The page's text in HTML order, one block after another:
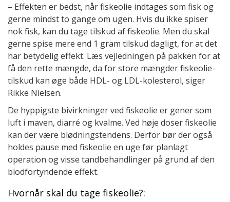
– Effekten er bedst, når fiskeolie indtages som fisk og
gerne mindst to gange om ugen. Hvis du ikke spiser
nok fisk, kan du tage tilskud af fiskeolie. Men du skal
gerne spise mere end 1 gram tilskud dagligt, for at det
har betydelig effekt. Læs vejledningen på pakken for at
få den rette mængde, da for store mængder fiskeolie-
tilskud kan øge både HDL- og LDL-kolesterol, siger
Rikke Nielsen.
De hyppigste bivirkninger ved fiskeolie er gener som
luft i maven, diarré og kvalme. Ved høje doser fiskeolie
kan der være blødningstendens. Derfor bør der også
holdes pause med fiskeolie en uge før planlagt
operation og visse tandbehandlinger på grund af den
blodfortyndende effekt.
Hvornår skal du tage fiskeolie?: